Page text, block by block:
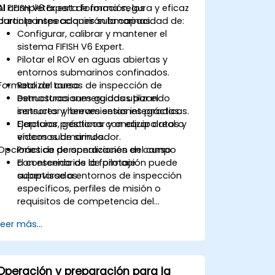
FIFISH V6 Expert de forma segura y eficaz
inspecciones submarinas.
completar esta formación, los
adquirirán la capacidad de:
Configurar, calibrar y mantener el
sistema FIFISH V6 Expert.
Pilotar el ROV en aguas abiertas y
entornos submarinos confinados.
Realizar tareas de inspección de
estructuras sumergidas utilizando
sensores y herramientas integradas.
Capturar, gestionar y analizar datos y
vídeos submarinos.
del curso
Demostraciones guiadas por el
instructor y breves sesiones prácticas.
Ejercicios prácticos con equipo real o
entornos de simulador.
Práctica de operaciones en campo
con escenarios de pilotaje
supervisados.
de personalización del curso
El contenido de la formación puede
adaptarse a entornos de inspección
específicos, perfiles de misión o
requisitos de competencia del
más...
y preparación para la